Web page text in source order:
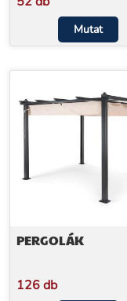
Mutat
PERGOLÁK
126 db